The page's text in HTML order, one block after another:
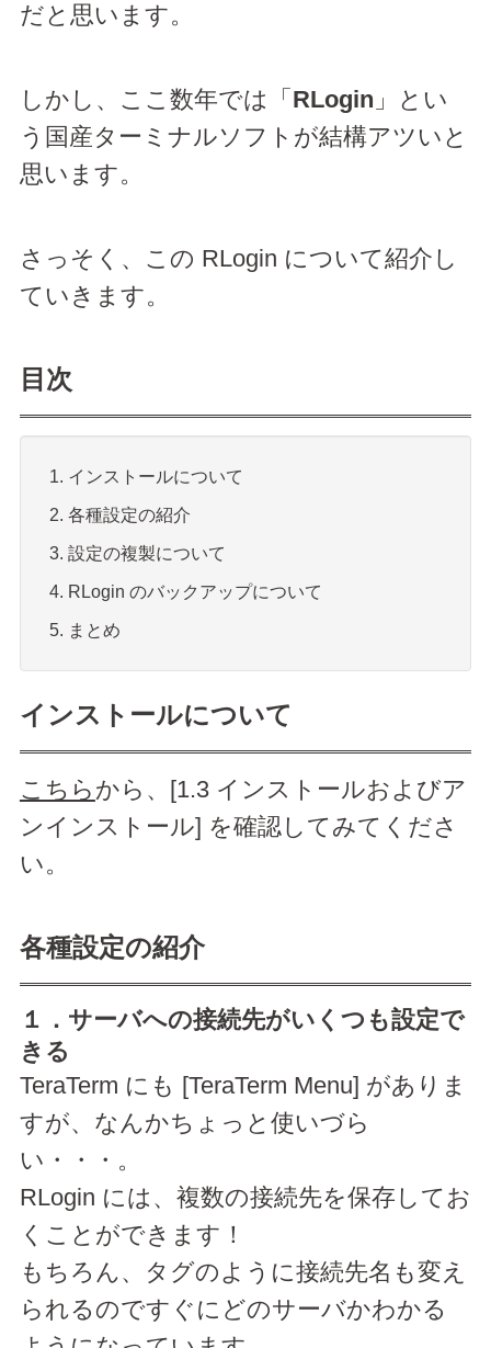
だと思います。
しかし、ここ数年では「 RLogin 」とい
う国産ターミナルソフトが結構アツいと
思います。
さっそく、この RLogin について紹介し
ていきます。
目次
インストールについて
各種設定の紹介
設定の複製について
RLogin のバックアップについて
まとめ
インストールについて
こちら から、[1.3 インストールおよびア
ンインストール] を確認してみてくださ
い。
各種設定の紹介
１．サーバへの接続先がいくつも設定で
きる
TeraTerm にも [TeraTerm Menu] がありま
すが、なんかちょっと使いづら
い・・・。
RLogin には、複数の接続先を保存してお
くことができます！
もちろん、タグのように接続先名も変え
られるのですぐにどのサーバかわかる